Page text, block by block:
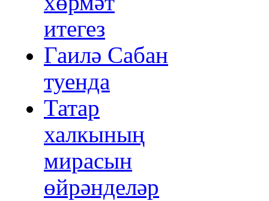
итегез
Гаилә Сабан
туенда
Татар
халкының
мирасын
өйрәнделәр